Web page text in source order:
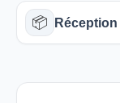
📦 Réception